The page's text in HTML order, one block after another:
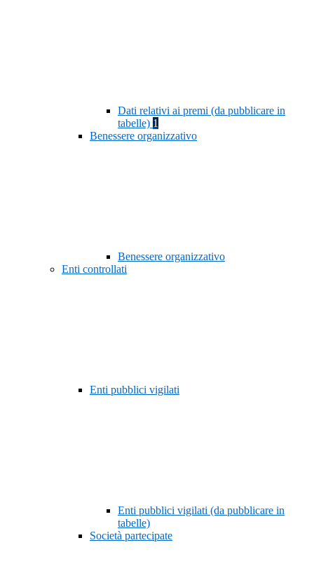
Dati relativi ai premi (da pubblicare in
tabelle) 1
Benessere organizzativo
Benessere organizzativo
Enti controllati
Enti pubblici vigilati
Enti pubblici vigilati (da pubblicare in
tabelle)
Società partecipate